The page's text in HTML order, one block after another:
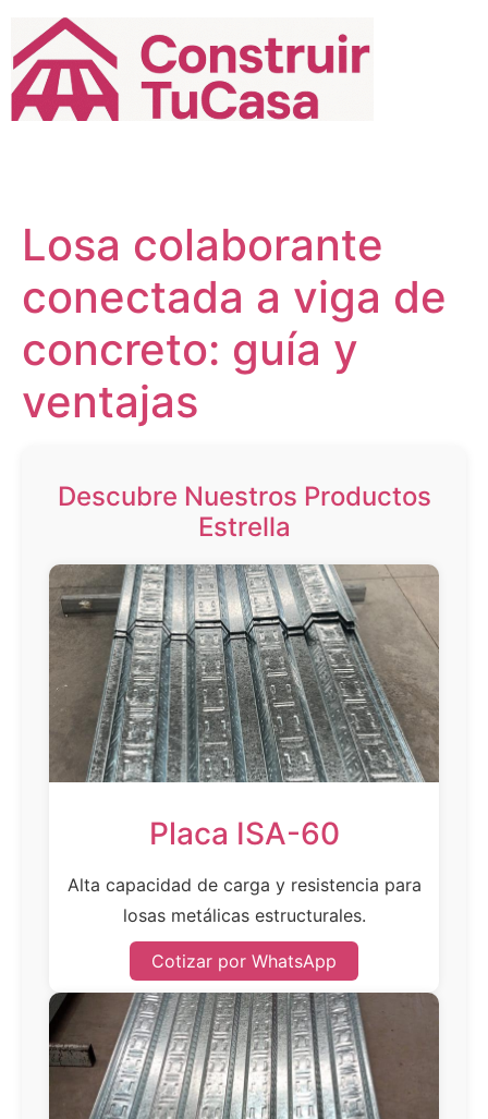
contenido
Losa colaborante
conectada a viga de
concreto: guía y
ventajas
Descubre Nuestros Productos
Estrella
Placa ISA-60
Alta capacidad de carga y resistencia para
losas metálicas estructurales.
Cotizar por WhatsApp